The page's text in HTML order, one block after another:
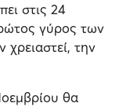
στις 24
γύρος των
την
θα